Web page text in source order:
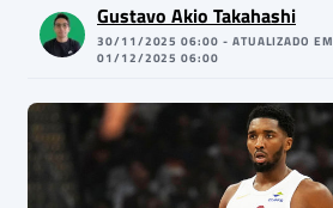
Gustavo Akio Takahashi
30/11/2025 06:00 - ATUALIZADO EM
01/12/2025 06:00